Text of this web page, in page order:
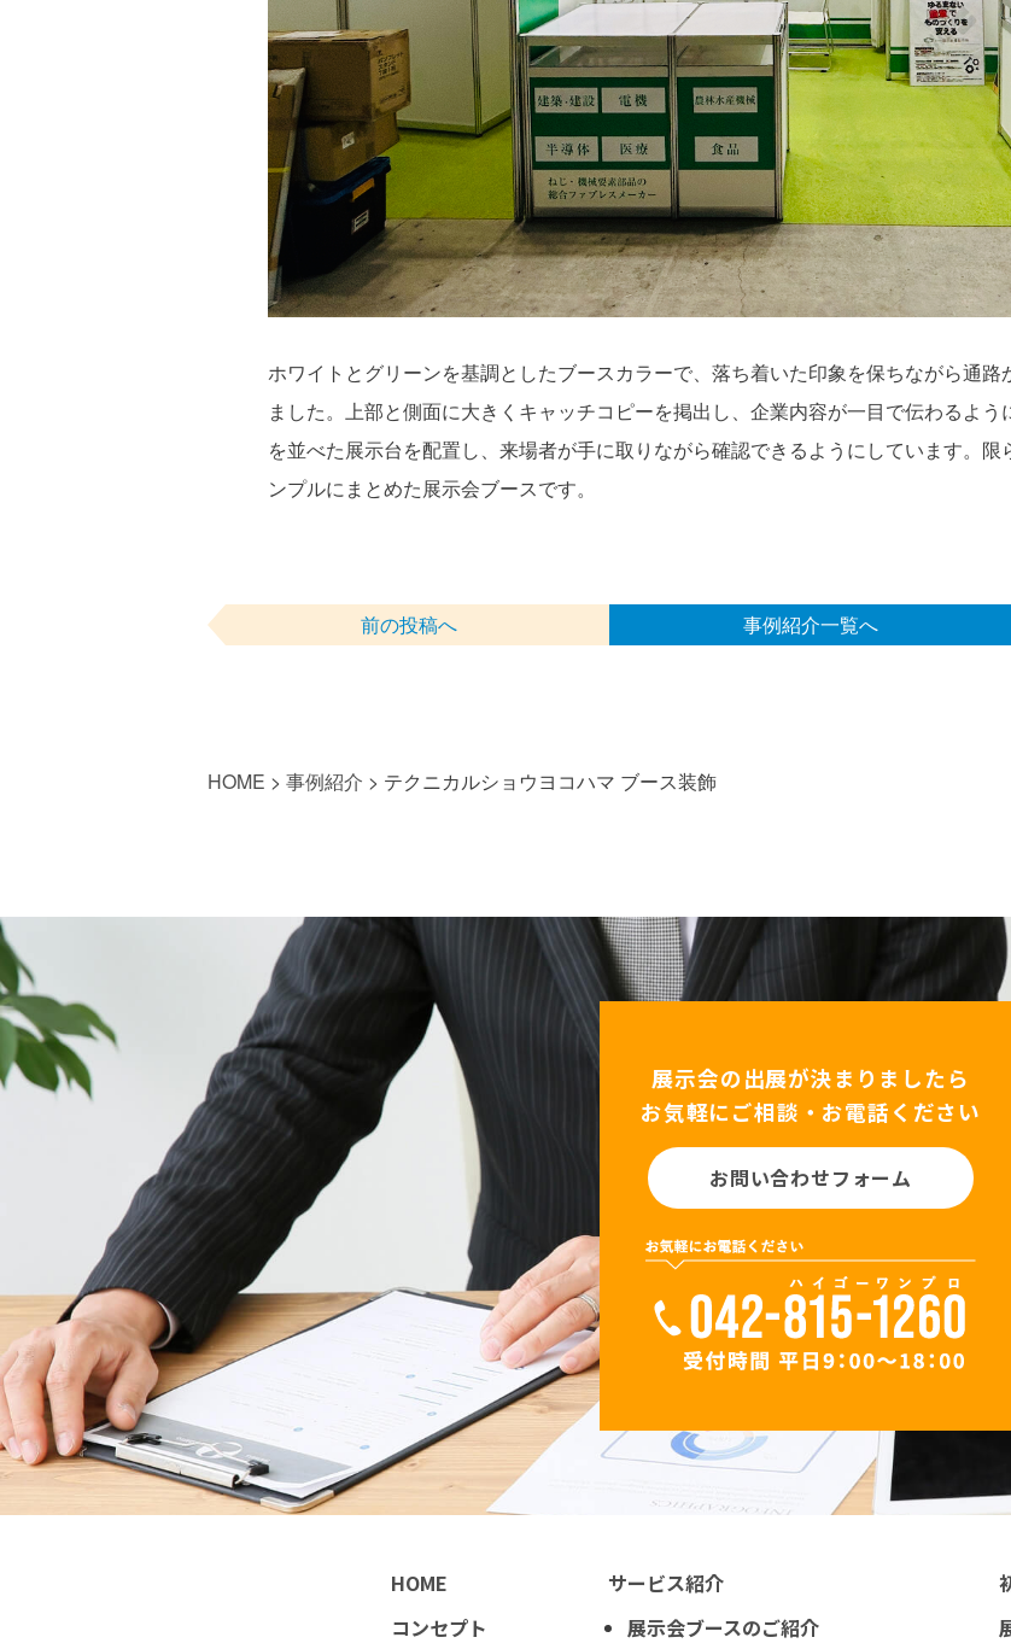
ホワイトとグリーンを基調としたブースカラーで、落ち着いた印象を保ちながら通
ました。上部と側面に大きくキャッチコピーを掲出し、企業内容が一目で伝わるよ
を並べた展示台を配置し、来場者が手に取りながら確認できるようにしています。
ンプルにまとめた展示会ブースです。
前の投稿へ 事例紹介一覧へ
HOME > 事例紹介 > テクニカルショウヨコハマ ブース装飾
展示会の出展が決まりましたら
お気軽にご相談・お電話ください
お問い合わせフォーム
HOME
コンセプト
サービス紹介
展示会ブースのご紹介